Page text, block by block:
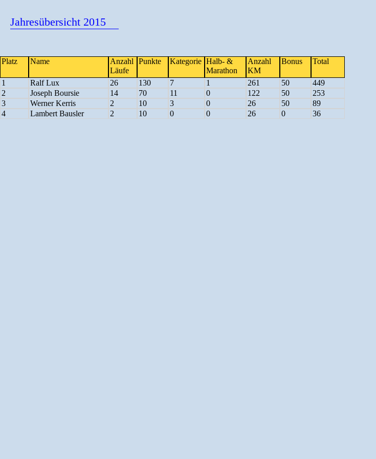
Jahresübersicht 2015
Platz Name
Anzahl
Läufe
Punkte Kategorie Halb- &
Marathon
Anzahl
KM
Bonus Total
1 Ralf Lux 26 130 7 1 261 50
449
2
Joseph Boursie 14 70 11 0 122 50
253
3
Werner Kerris 2 10 3 0 26 50
89
4
Lambert Bausler 2 10 0 0 26 0 36